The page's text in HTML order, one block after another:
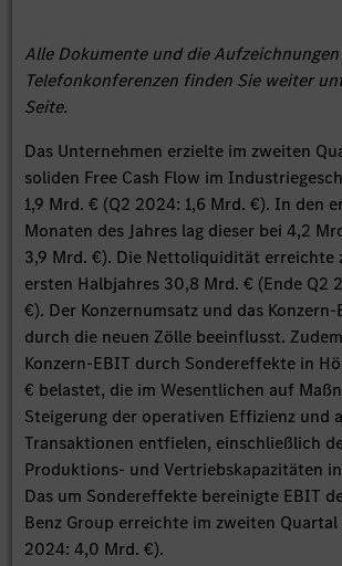
Alle Dokumente und die
Telefonkonferenzen finden Sie weiter
Seite.
Das Unternehmen erzielte im zweiten
soliden Free Cash Flow im
1,9 Mrd. € (Q2 2024: 1,6 Mrd. €). In den
Monaten des Jahres lag dieser bei 4,2
3,9 Mrd. €). Die Nettoliquidität erreichte
ersten Halbjahres 30,8 Mrd. € (Ende Q2
€). Der Konzernumsatz und das
durch die neuen Zölle beeinflusst.
Konzern-EBIT durch Sondereffekte in
€ belastet, die im Wesentlichen auf
Steigerung der operativen Effizienz und
Transaktionen entfielen, einschließlich
Produktions- und Vertriebskapazitäten
Das um Sondereffekte bereinigte EBIT
Benz Group erreichte im zweiten
2024: 4,0 Mrd. €).